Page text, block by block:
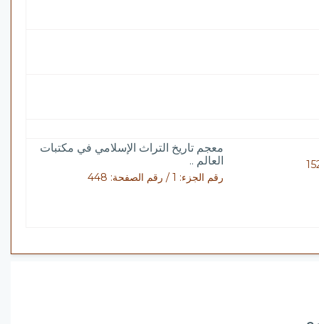
معجم تاريخ التراث الإسلامي في مكتبات
العالم ..
رقم الجزء: 1 / رقم الصفحة: 448